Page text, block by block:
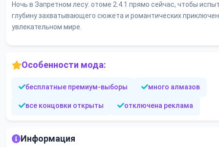
Ночь в Запретном лесу: отоме 2.4.1 прямо сейчас, чтобы
глубину захватывающего сюжета и романтических
увлекательном мире.
Особенности мода:
бесплатные премиум-выборы много алмазов
все концовки открыты отключена реклама
Информация